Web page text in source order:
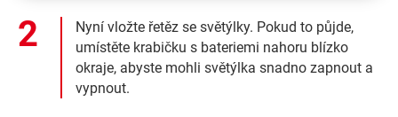
Nyní vložte řetěz se světýlky. Pokud to půjde,
umístěte krabičku s bateriemi nahoru blízko
okraje, abyste mohli světýlka snadno zapnout a
vypnout.